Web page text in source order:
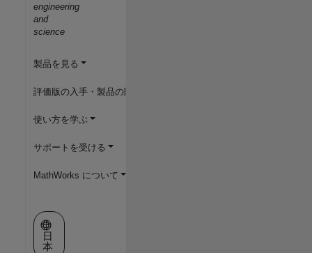
engineering
and
science
製品を見る
評価版の入手・製品の購入
使い方を学ぶ
サポートを受ける
MathWorks について
Web サイトの選択
日
本